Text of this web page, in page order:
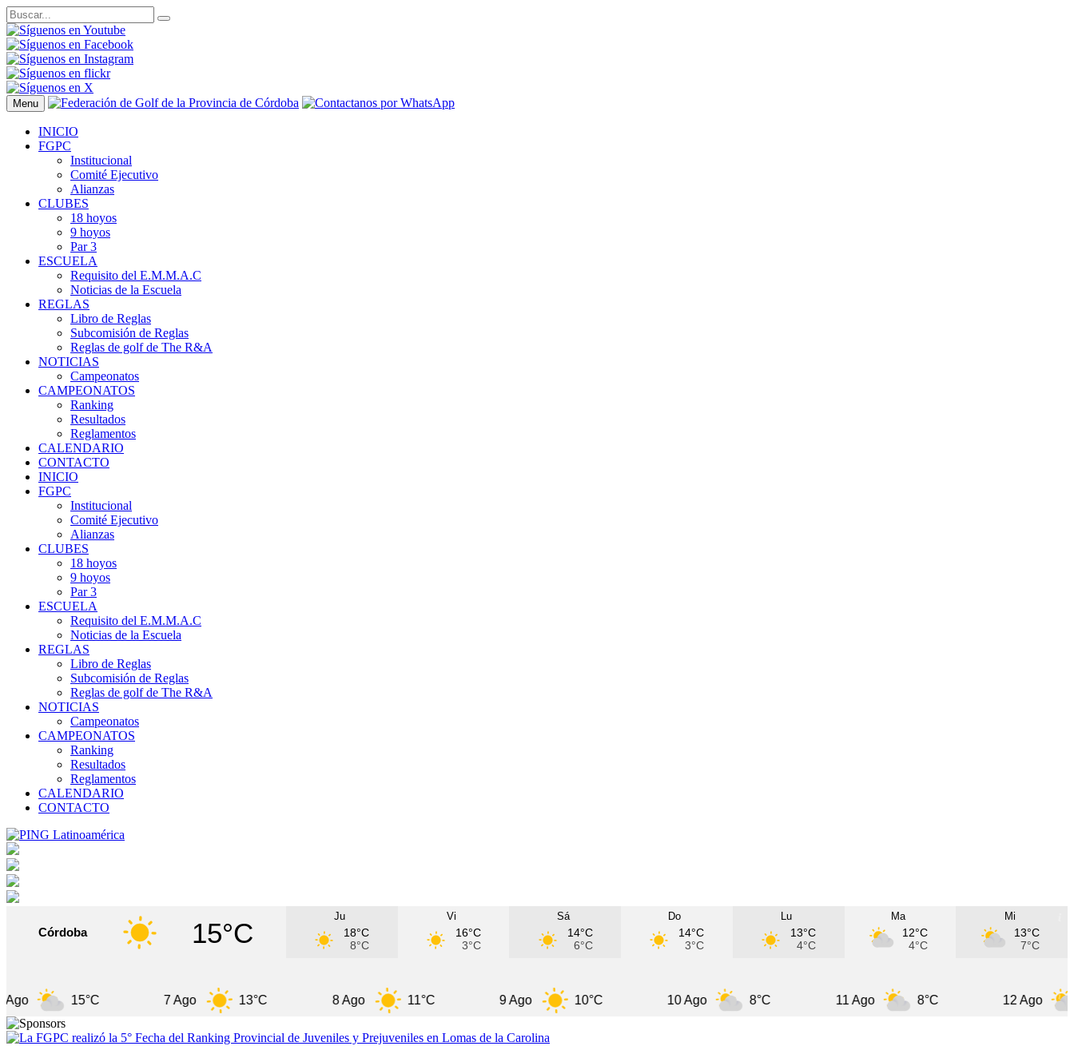
Menu
INICIO
FGPC
Institucional
Comité Ejecutivo
Alianzas
CLUBES
18 hoyos
9 hoyos
Par 3
ESCUELA
Requisito del E.M.M.A.C
Noticias de la Escuela
REGLAS
Libro de Reglas
Subcomisión de Reglas
Reglas de golf de The R&A
NOTICIAS
Campeonatos
CAMPEONATOS
Ranking
Resultados
Reglamentos
CALENDARIO
CONTACTO
INICIO
FGPC
Institucional
Comité Ejecutivo
Alianzas
CLUBES
18 hoyos
9 hoyos
Par 3
ESCUELA
Requisito del E.M.M.A.C
Noticias de la Escuela
REGLAS
Libro de Reglas
Subcomisión de Reglas
Reglas de golf de The R&A
NOTICIAS
Campeonatos
CAMPEONATOS
Ranking
Resultados
Reglamentos
CALENDARIO
CONTACTO
Córdoba 15°C
Ju
18°C
8°C
Vi
16°C
3°C
Sá
14°C
6°C
Do
14°C
3°C
Lu
13°C
4°C
Ma
12°C
4°C
Mi
13°C
7°C
15°C 13°C 11°C 10°C 8°C 8°C 8°C